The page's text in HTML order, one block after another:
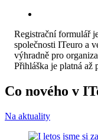
Registrační formulář
společnosti ITeuro a
výhradně pro
Přihláška je platná až
Co nového v
Na aktuality